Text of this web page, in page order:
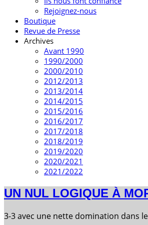
Rejoignez-nous
Boutique
Revue de Presse
Archives
Avant 1990
1990/2000
2000/2010
2012/2013
2013/2014
2014/2015
2015/2016
2016/2017
2017/2018
2018/2019
2019/2020
2020/2021
2021/2022
UN NUL LOGIQUE À
3-3 avec une nette domination dans